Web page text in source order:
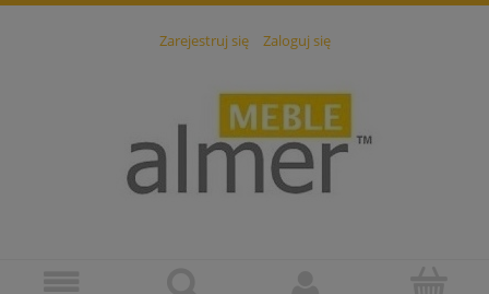
Zarejestruj się Zaloguj się